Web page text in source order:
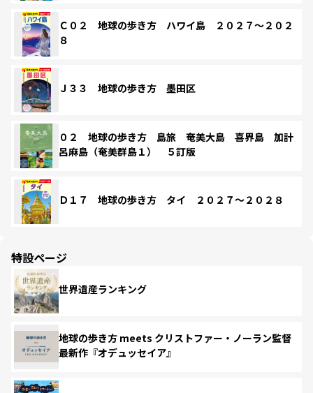
Ｃ０２ 地球の歩き方 ハワイ島 ２０２７～２０２
８
Ｊ３３ 地球の歩き方 墨田区
０２ 地球の歩き方 島旅 奄美大島 喜界島 加計
呂麻島（奄美群島１） ５訂版
Ｄ１７ 地球の歩き方 タイ ２０２７～２０２８
特設ページ
世界遺産ランキング
地球の歩き方 meets クリストファー・ノーラン監督
最新作『オデュッセイア』